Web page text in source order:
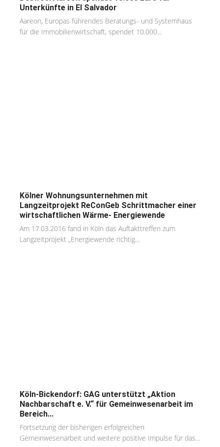
Unterkünfte in El Salvador
Aareon, Europas führendes Beratungs- und Systemhaus
für die Immobilienwirtschaft, spendet 10.000...
Kölner Wohnungsunternehmen mit
Langzeitprojekt ReConGeb Schrittmacher einer
wirtschaftlichen Wärme- Energiewende
Am 17.03.2016 fand in Köln das Auftakttreffen zum
Langzeitprojekt „Energiewende richtig...
Köln-Bickendorf: GAG unterstützt „Aktion
Nachbarschaft e. V.“ für Gemeinwesenarbeit im
Bereich...
Fortsetzung der bisherigen erfolgreichen
Gemeinwesenarbeit und weitere positive Impulse für das...